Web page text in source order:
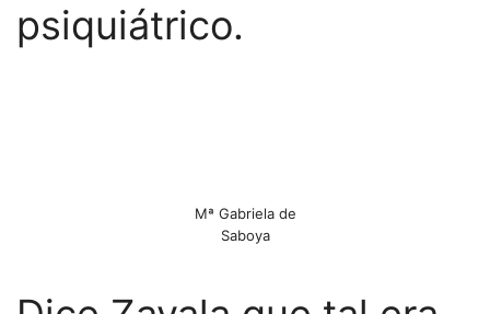
psiquiátrico.
Mª Gabriela de
Saboya